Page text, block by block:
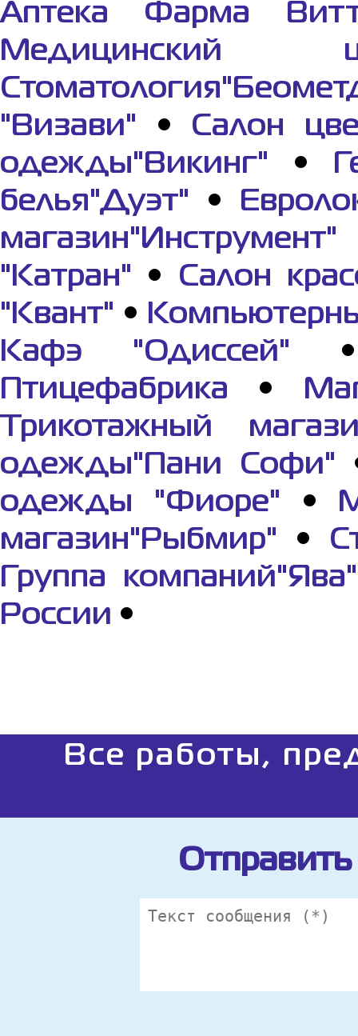
Аптека Фарма
Медицинский
"Визави" • Салон
одежды"Викинг" •
белья"Дуэт" •
магазин"Инструмент"
"Катран" • Салон
"Квант" •
Кафэ "Одиссей"
Птицефабрика •
Трикотажный
одежды"Пани Софи"
одежды "Фиоре" •
магазин"Рыбмир" •
Группа компаний"Ява"
России •
Все работы,
Отправить